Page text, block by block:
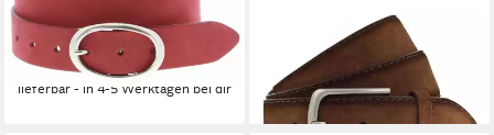
Ledergürtel V5630 Damen
Ledergürtel Rot
39,95 €
lieferbar - in 4-5 Werktagen bei dir
Ledergürtel Dornschließe
lieferbar - in 2-3 Werktagen bei dir